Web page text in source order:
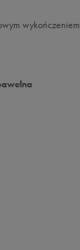
wykończeniem